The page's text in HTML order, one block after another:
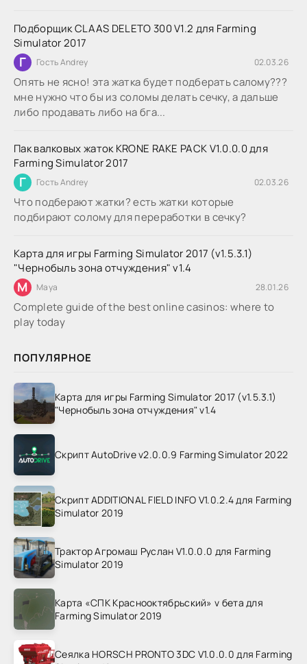
Подборщик CLAAS DELETO 300 V1.2 для Farming
Simulator 2017
Г Гость Andrey 02.03.26
Опять не ясно! эта жатка будет подберать салому???
мне нужно что бы из соломы делать сечку, а дальше
либо продавать либо на бга...
Пак валковых жаток KRONE RAKE PACK V1.0.0.0 для
Farming Simulator 2017
Г Гость Andrey 02.03.26
Что подберают жатки? есть жатки которые
подбирают солому для переработки в сечку?
Карта для игры Farming Simulator 2017 (v1.5.3.1)
"Чернобыль зона отчуждения" v1.4
M Maya 28.01.26
Complete guide of the best online casinos: where to
play today
ПОПУЛЯРНОЕ
Карта для игры Farming Simulator 2017 (v1.5.3.1)
"Чернобыль зона отчуждения" v1.4
Скрипт AutoDrive v2.0.0.9 Farming Simulator 2022
Скрипт ADDITIONAL FIELD INFO V1.0.2.4 для Farming
Simulator 2019
Трактор Агромаш Руслан V1.0.0.0 для Farming
Simulator 2019
Карта «СПК Краснооктябрьский» v бета для
Farming Simulator 2019
Сеялка HORSCH PRONTO 3DC V1.0.0.0 для Farming